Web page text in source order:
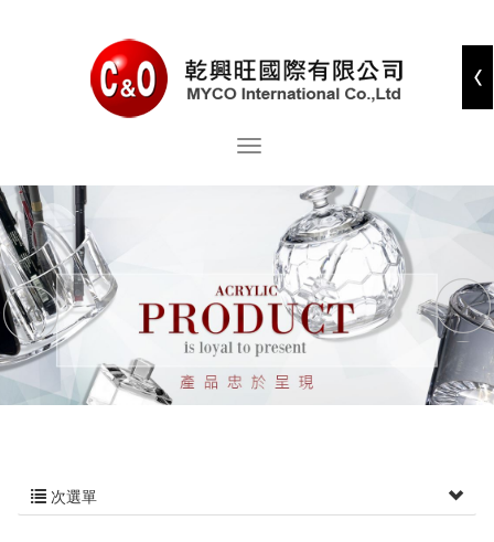
次選單